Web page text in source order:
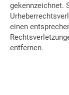
gekennzeichnet.
einen
entfernen.